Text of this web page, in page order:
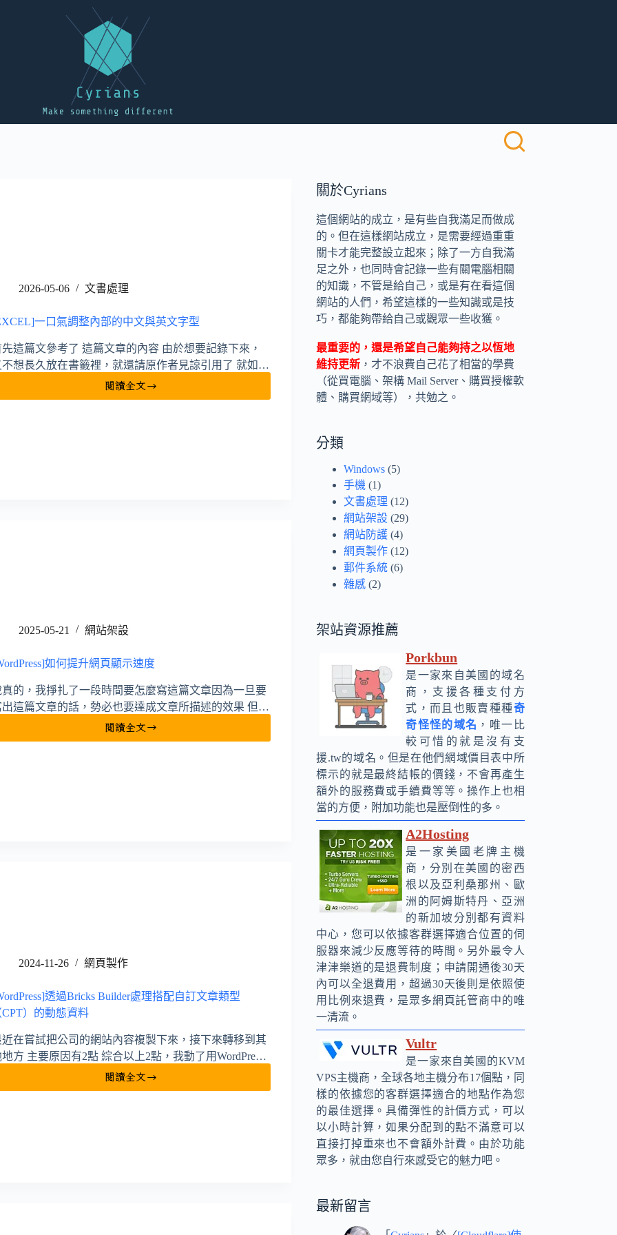
2026-05-06 文書處理
一口氣調整內部的中文與英文字型
先這篇文參考了 這篇文章的內容 由於想要記錄下來，
不想長久放在書籤裡，就還請原作者見諒引用了 就如…
閱讀全文[EXCEL]
一
2025-05-21 網站架設
如何提升網頁顯示速度
真的，我掙扎了一段時間要怎麼寫這篇文章因為一旦要
出這篇文章的話，勢必也要達成文章所描述的效果 但…
閱讀全文[WordPress]
如
2024-11-26 網頁製作
透過Bricks Builder處理搭配自訂文章類型
CPT）的動態資料
近在嘗試把公司的網站內容複製下來，接下來轉移到其
地方 主要原因有2點 綜合以上2點，我動了用WordPre…
閱讀全文[WordPress]
透
關於Cyrians
這個網站的成立，是有些自我滿足而做成
的。但在這樣網站成立，是需要經過重重
關卡才能完整設立起來；除了一方自我滿
足之外，也同時會記錄一些有關電腦相關
的知識，不管是給自己，或是有在看這個
網站的人們，希望這樣的一些知識或是技
巧，都能夠帶給自己或觀眾一些收獲。
最重要的，還是希望自己能夠持之以恆地
維持更新 ，才不浪費自己花了相當的學費
（從買電腦、架構 Mail Server、購買授權軟
體、購買網域等），共勉之。
分類
Windows (5)
手機 (1)
文書處理 (12)
網站架設 (29)
網站防護 (4)
網頁製作 (12)
郵件系統 (6)
雜感 (2)
架站資源推薦
Porkbun
是一家來自美國的域名
商，支援各種支付方
式，而且也販賣種種奇
奇怪怪的域名 ，唯一比
較可惜的就是沒有支
援.tw的域名。但是在他們網域價目表中所
標示的就是最終結帳的價錢，不會再產生
額外的服務費或手續費等等。操作上也相
當的方便，附加功能也是壓倒性的多。
A2Hosting
是一家美國老牌主機
商，分別在美國的密西
根以及亞利桑那州、歐
洲的阿姆斯特丹、亞洲
的新加坡分別都有資料
中心，您可以依據客群選擇適合位置的伺
服器來減少反應等待的時間。另外最令人
津津樂道的是退費制度；申請開通後30天
內可以全退費用，超過30天後則是依照使
用比例來退費，是眾多網頁託管商中的唯
一清流。
Vultr
是一家來自美國的KVM
VPS主機商，全球各地主機分布17個點，同
樣的依據您的客群選擇適合的地點作為您
的最佳選擇。具備彈性的計價方式，可以
以小時計算，如果分配到的點不滿意可以
直接打掉重來也不會額外計費。由於功能
眾多，就由您自行來感受它的魅力吧。
最新留言